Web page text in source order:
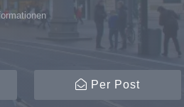
Per Post